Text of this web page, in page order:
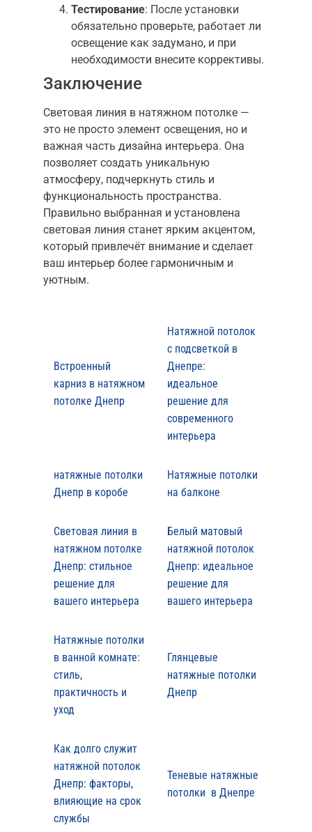
Тестирование: После установки
обязательно проверьте, работает ли
освещение как задумано, и при
необходимости внесите коррективы.
Заключение
Световая линия в натяжном потолке —
это не просто элемент освещения, но и
важная часть дизайна интерьера. Она
позволяет создать уникальную
атмосферу, подчеркнуть стиль и
функциональность пространства.
Правильно выбранная и установлена
световая линия станет ярким акцентом,
который привлечёт внимание и сделает
ваш интерьер более гармоничным и
уютным.
Встроенный
карниз в натяжном
потолке Днепр
Натяжной потолок
с подсветкой в
Днепре:
идеальное
решение для
современного
интерьера
натяжные потолки
Днепр в коробе
Натяжные потолки
на балконе
Световая линия в
натяжном потолке
Днепр: стильное
решение для
вашего интерьера
Белый матовый
натяжной потолок
Днепр: идеальное
решение для
вашего интерьера
Натяжные потолки
в ванной комнате:
стиль,
практичность и
уход
Глянцевые
натяжные потолки
Днепр
Как долго служит
натяжной потолок
Днепр: факторы,
влияющие на срок
службы
Теневые натяжные
потолки в Днепре